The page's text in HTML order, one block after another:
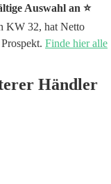
Auswahl an ⭐️
KW 32, hat Netto
Finde hier alle
Händler